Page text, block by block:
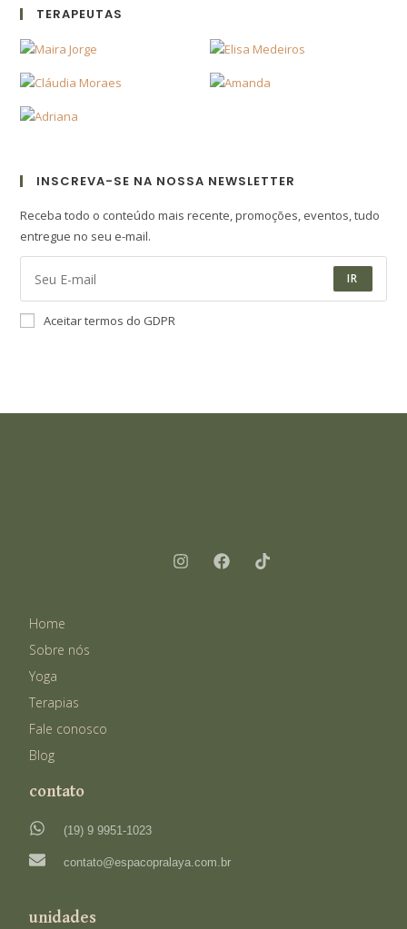
TERAPEUTAS
INSCREVA-SE NA NOSSA NEWSLETTER
Receba todo o conteúdo mais recente, promoções, eventos, tudo
entregue no seu e-mail.
IR
Aceitar termos do GDPR
Home
Sobre nós
Yoga
Terapias
Fale conosco
Blog
contato
(19) 9 9951-1023
contato@espacopralaya.com.br
unidades